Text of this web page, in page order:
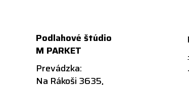
Podlahové štúdio
M PARKET
Prevádzka:
Na Rákoši 3635,